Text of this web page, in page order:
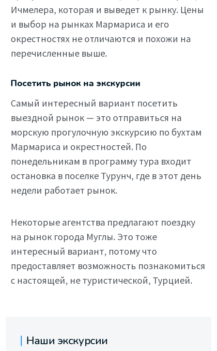
Ичмелера, которая и выведет к рынку. Цены
и выбор на рынках Мармариса и его
окрестностях не отличаются и похожи на
перечисленные выше.
Посетить рынок на экскурсии
Самый интересный вариант посетить
выездной рынок — это отправиться на
морскую прогулочную экскурсию по бухтам
Мармариса и окрестностей. По
понедельникам в программу тура входит
остановка в поселке Турунч, где в этот день
недели работает рынок.
Некоторые агентства предлагают поездку
на рынок города Муглы. Это тоже
интересный вариант, потому что
предоставляет возможность познакомиться
с настоящей, не туристической, Турцией.
Наши экскурсии